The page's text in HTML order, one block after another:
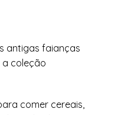
antigas faianças
coleção
comer cereais,